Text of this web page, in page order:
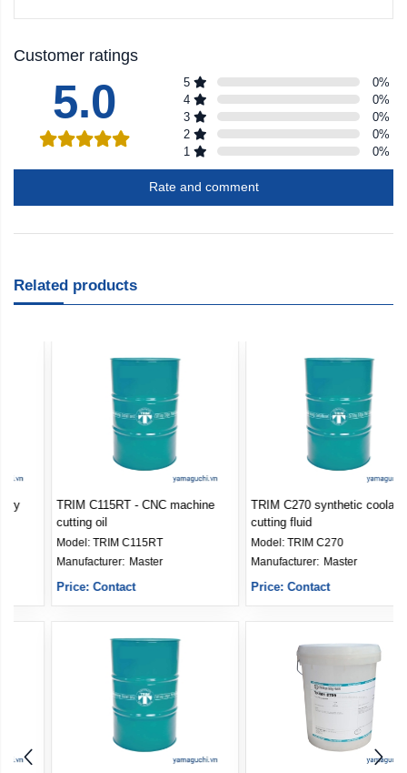
Customer ratings
5.0 5 0%
4
0%
3
0%
2
0%
1
0%
Rate and comment
Related products
TRIM C115RT - CNC machine
cutting oil
TRIM C115RT
Manufacturer: Master
Price: Contact
TRIM C270 synthetic coolant and
cutting fluid
TRIM C270
Manufacturer: Master
Price: Contact